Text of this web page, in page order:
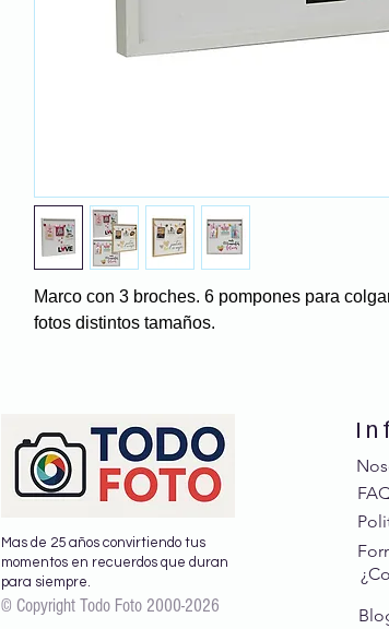
Marco con 3 broches. 6 pompones para
fotos distintos tamaños.
Mas de 25 años convirtiendo tus
momentos en recuerdos que duran
para siempre.
© Copyright Todo Foto 2000-2026